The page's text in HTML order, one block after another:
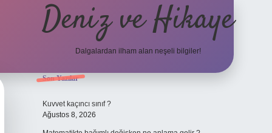
Deniz ve Hikaye
Dalgalardan ilham alan neşeli bilgiler!
Sidebar
Son Yazılar
Kuvvet kaçıncı sınıf ?
Ağustos 8, 2026
ilbet yeni girişilbet yeni giriş